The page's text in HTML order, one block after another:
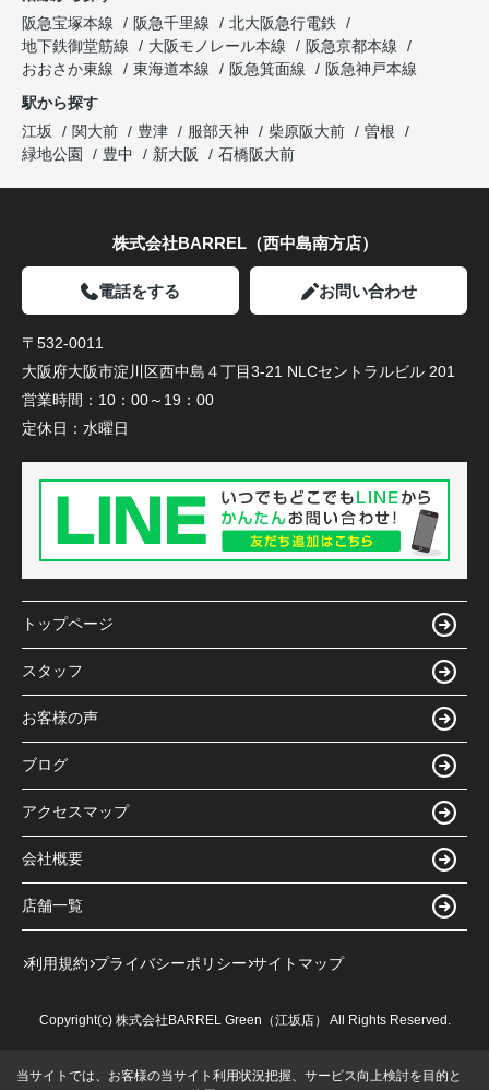
阪急宝塚本線
阪急千里線
北大阪急行電鉄
地下鉄御堂筋線
大阪モノレール本線
阪急京都本線
おおさか東線
東海道本線 阪急箕面線
阪急神戸本線
駅から探す
江坂
関大前 豊津 服部天神 柴原阪大前
曽根
緑地公園
豊中 新大阪 石橋阪大前
株式会社BARREL（西中島南方店）
電話をする お問い合わせ
〒532-0011
大阪府大阪市淀川区西中島４丁目3-21 NLCセントラルビル 201
営業時間： 10：00～19：00
定休日： 水曜日
トップページ
スタッフ
お客様の声
ブログ
アクセスマップ
会社概要
店舗一覧
利用規約 プライバシーポリシー サイトマップ
Copyright(c) 株式会社BARREL Green（江坂店） All Rights Reserved.
当サイトでは、お客様の当サイト利用状況把握、サービス向上検討を目的と